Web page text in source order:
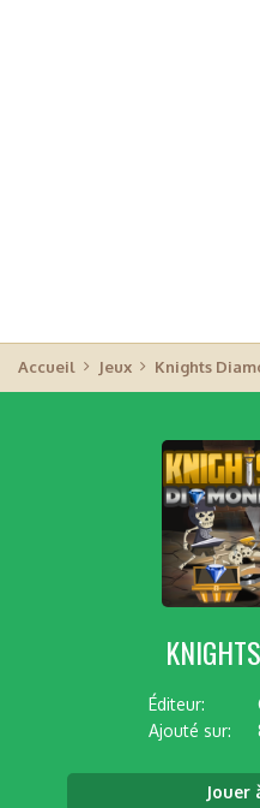
Accueil Jeux Knights
Éditeur:
Ajouté sur:
Jouer